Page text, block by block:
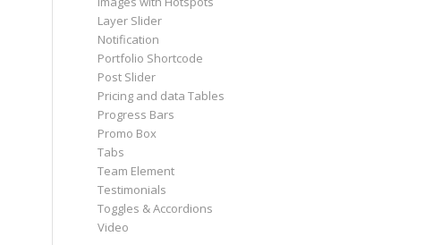
Layer Slider
Notification
Portfolio Shortcode
Post Slider
Pricing and data Tables
Progress Bars
Promo Box
Tabs
Team Element
Testimonials
Toggles & Accordions
Video